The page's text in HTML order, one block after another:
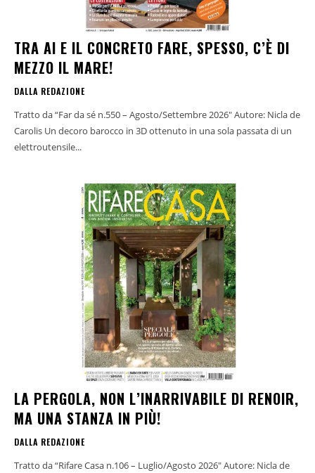
TRA AI E IL CONCRETO FARE, SPESSO, C’È DI
MEZZO IL MARE!
DALLA REDAZIONE
Tratto da “Far da sé n.550 – Agosto/Settembre 2026" Autore: Nicla de
Carolis Un decoro barocco in 3D ottenuto in una sola passata di un
elettroutensile...
LA PERGOLA, NON L’INARRIVABILE DI RENOIR,
MA UNA STANZA IN PIÙ!
DALLA REDAZIONE
Tratto da “Rifare Casa n.106 – Luglio/Agosto 2026" Autore: Nicla de